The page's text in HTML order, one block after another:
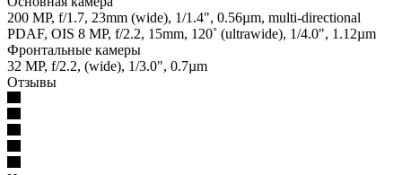
200 MP, f/1.7, 23mm (wide), 1/1.4", 0.56µm, multi-directional
PDAF, OIS 8 MP, f/2.2, 15mm, 120˚ (ultrawide), 1/4.0", 1.12µm
Фронтальные камеры
32 MP, f/2.2, (wide), 1/3.0", 0.7µm
Отзывы